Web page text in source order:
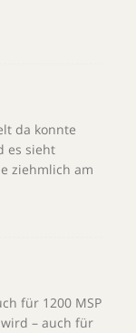
da konnte
es sieht
ziehmlich am
für 1200 MSP
– auch für